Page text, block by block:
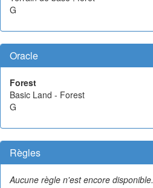
G
Oracle
Forest
Basic Land - Forest
G
Règles
Aucune règle n'est encore disponible.